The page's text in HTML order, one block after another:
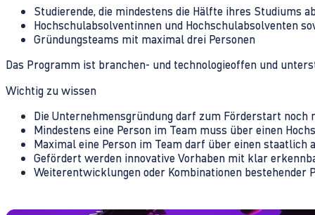
Studierende, die mindestens die Hälfte ihres Studiums
Hochschulabsolventinnen und Hochschulabsolventen
Gründungsteams mit maximal drei Personen
Das Programm ist branchen- und technologieoffen und
Wichtig zu wissen
Die Unternehmensgründung darf zum Förderstart
Mindestens eine Person im Team muss über einen
Maximal eine Person im Team darf über einen
Gefördert werden innovative Vorhaben mit klar
Weiterentwicklungen oder Kombinationen